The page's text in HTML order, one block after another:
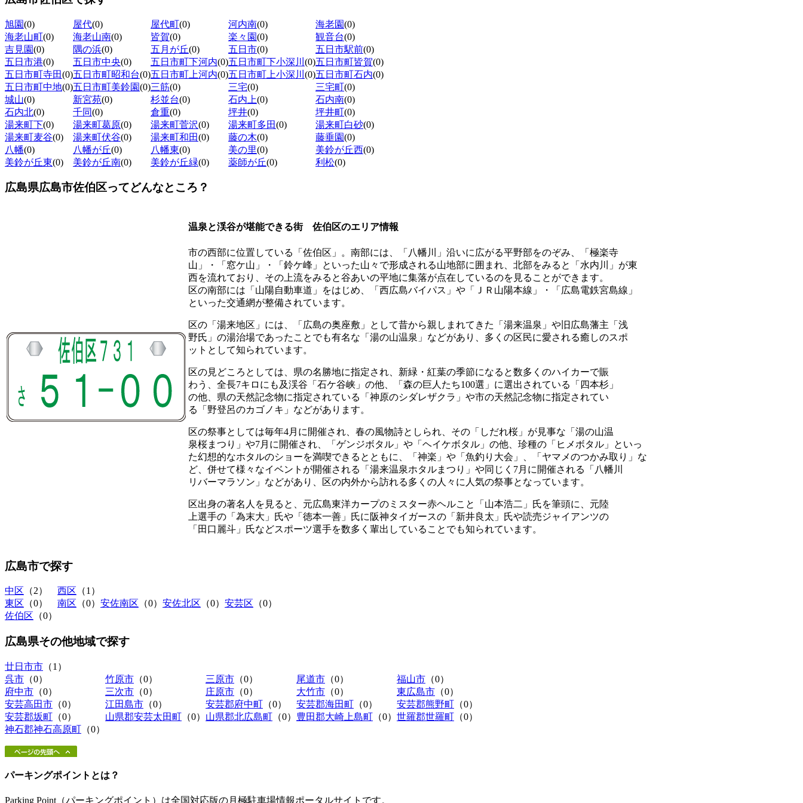
旭園(0) 屋代(0) 屋代町(0) 河内南(0) 海老園(0)
海老山町(0) 海老山南(0) 皆賀(0) 楽々園(0) 観音台(0)
吉見園(0) 隅の浜(0) 五月が丘(0) 五日市(0) 五日市駅前(0)
五日市港(0) 五日市中央(0) 五日市町下河内(0)五日市町下小深川 (0)五日市町皆賀(0)
五日市町寺田(0)五日市町昭和台(0)五日市町上河内(0)五日市町上小深川 (0)五日市町石内(0)
五日市町中地(0)五日市町美鈴園(0)三筋(0) 三宅(0) 三宅町(0)
城山(0) 新宮苑(0) 杉並台(0) 石内上(0) 石内南(0)
石内北(0) 千同(0) 倉重(0) 坪井(0) 坪井町(0)
湯来町下(0) 湯来町葛原(0) 湯来町菅沢(0) 湯来町多田(0) 湯来町白砂(0)
湯来町麦谷(0) 湯来町伏谷(0) 湯来町和田(0) 藤の木(0) 藤垂園(0)
八幡(0) 八幡が丘(0) 八幡東(0) 美の里(0) 美鈴が丘西(0)
美鈴が丘東(0) 美鈴が丘南(0) 美鈴が丘緑(0) 薬師が丘(0) 利松(0)
広島県広島市佐伯区ってどんなところ？
温泉と渓谷が堪能できる街 佐伯区のエリア情報
市の西部に位置している「佐伯区」。南部には、「八幡川」沿いに広がる平野部をのぞみ、「極楽寺
山」・「窓ケ山」・「鈴ケ峰」といった山々で形成される山地部に囲まれ、北部をみると「水内川」が東
西を流れており、その上流をみると谷あいの平地に集落が点在しているのを見ることができます。
区の南部には「山陽自動車道」をはじめ、「西広島バイパス」や「ＪＲ山陽本線」・「広島電鉄宮島線」
といった交通網が整備されています。
区の「湯来地区」には、「広島の奥座敷」として昔から親しまれてきた「湯来温泉」や旧広島藩主「浅
野氏」の湯治場であったことでも有名な「湯の山温泉」などがあり、多くの区民に愛される癒しのスポ
ットとして知られています。
区の見どころとしては、県の名勝地に指定され、新緑・紅葉の季節になると数多くのハイカーで賑
わう、全長7キロにも及渓谷「石ケ谷峡」の他、「森の巨人たち100選」に選出されている「四本杉」
の他、県の天然記念物に指定されている「神原のシダレザクラ」や市の天然記念物に指定されてい
る「野登呂のカゴノキ」などがあります。
区の祭事としては毎年4月に開催され、春の風物詩としられ、その「しだれ桜」が見事な「湯の山温
泉桜まつり」や7月に開催され、「ゲンジボタル」や「ヘイケボタル」の他、珍種の「ヒメボタル」といっ
た幻想的なホタルのショーを満喫できるとともに、「神楽」や「魚釣り大会」、「ヤマメのつかみ取り」な
ど、併せて様々なイベントが開催される「湯来温泉ホタルまつり」や同じく7月に開催される「八幡川
リバーマラソン」などがあり、区の内外から訪れる多くの人々に人気の祭事となっています。
区出身の著名人を見ると、元広島東洋カープのミスター赤ヘルこと「山本浩二」氏を筆頭に、元陸
上選手の「為末大」氏や「徳本一善」氏に阪神タイガースの「新井良太」氏や読売ジャイアンツの
「田口麗斗」氏などスポーツ選手を数多く輩出していることでも知られています。
広島市で探す
中区 （2） 西区 （1）
東区 （0） 南区 （0） 安佐南区 （0） 安佐北区 （0） 安芸区 （0）
佐伯区 （0）
広島県その他地域で探す
廿日市市 （1）
呉市 （0） 竹原市 （0） 三原市 （0） 尾道市 （0） 福山市 （0）
府中市 （0） 三次市 （0） 庄原市 （0） 大竹市 （0） 東広島市 （0）
安芸高田市 （0） 江田島市 （0） 安芸郡府中町 （0） 安芸郡海田町 （0） 安芸郡熊野町 （0）
安芸郡坂町 （0） 山県郡安芸太田町 （0） 山県郡北広島町 （0） 豊田郡大崎上島町 （0） 世羅郡世羅町 （0）
神石郡神石高原町 （0）
パーキングポイントとは？
Parking Point（パーキングポイント）は全国対応版の月極駐車場情報ポータルサイトです。